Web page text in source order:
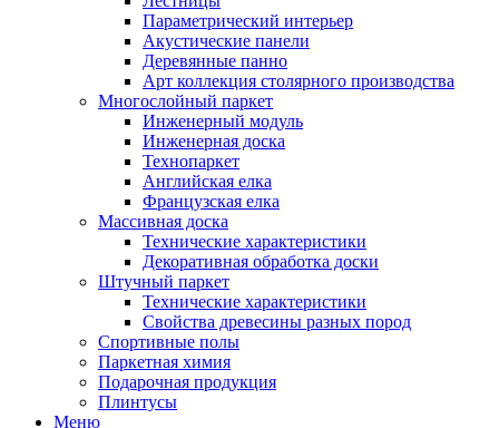
Параметрический интерьер
Акустические панели
Деревянные панно
Арт коллекция столярного производства
Многослойный паркет
Инженерный модуль
Инженерная доска
Технопаркет
Английская елка
Французская елка
Массивная доска
Технические характеристики
Декоративная обработка доски
Штучный паркет
Технические характеристики
Свойства древесины разных пород
Спортивные полы
Паркетная химия
Подарочная продукция
Плинтусы
Меню